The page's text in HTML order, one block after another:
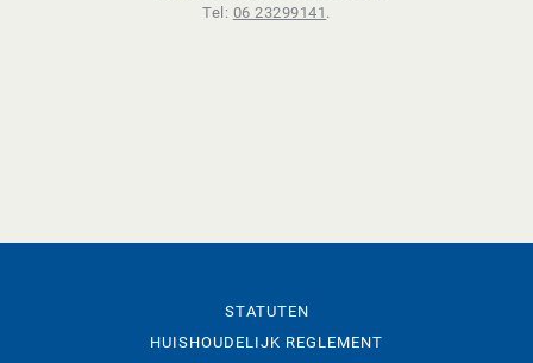
Tel: 06 23299141 .
STATUTEN
HUISHOUDELIJK REGLEMENT